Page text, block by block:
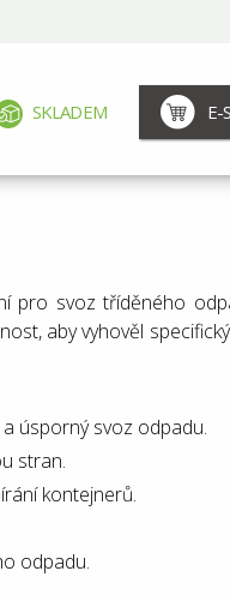
SKLADEM E-
pro svoz tříděného
aby vyhověl
úsporný svoz odpadu.
stran.
kontejnerů.
odpadu.